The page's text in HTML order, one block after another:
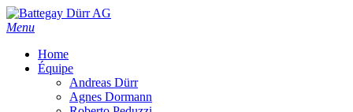
Skip
to
content
Menu
Home
Équipe
Andreas Dürr
Agnes Dormann